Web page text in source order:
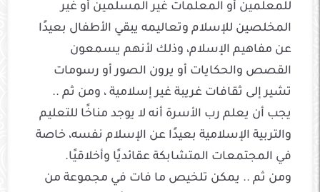
للمعلمين أو المعلمات غير المسلمين أو غير
المخلصين للإسلام وتعاليمه يبقي الأطفال بعيدًا
عن مفاهيم الإسلام، وذلك لأنهم يسمعون
القصص والحكايات أو يرون الصور أو رسومات
تشير إلى ثقافات غريبة غير إسلامية ، ومن ثم ..
يجب أن يعلم رب الأسرة أنه لا يوجد مناخًا للتعليم
والتربية الإسلامية بعيدًا عن الإسلام نفسه، خاصة
في المجتمعات المتشابكة عقائديًا وأخلاقيًا.
ومن ثم .. يمكن تلخيص ما فات في مجموعة من